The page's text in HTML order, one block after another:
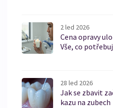
2 led 2026
Cena opravy
Vše, co
28 led 2026
Jak se zbavit
kazu na zubech